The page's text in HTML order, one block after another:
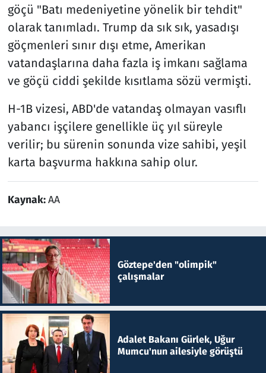
göçü "Batı medeniyetine yönelik bir tehdit"
olarak tanımladı. Trump da sık sık, yasadışı
göçmenleri sınır dışı etme, Amerikan
vatandaşlarına daha fazla iş imkanı sağlama
ve göçü ciddi şekilde kısıtlama sözü vermişti.
H-1B vizesi, ABD'de vatandaş olmayan vasıflı
yabancı işçilere genellikle üç yıl süreyle
verilir; bu sürenin sonunda vize sahibi, yeşil
karta başvurma hakkına sahip olur.
Kaynak:AA
Göztepe'den "olimpik"
çalışmalar
Adalet Bakanı Gürlek, Uğur
Mumcu'nun ailesiyle görüştü